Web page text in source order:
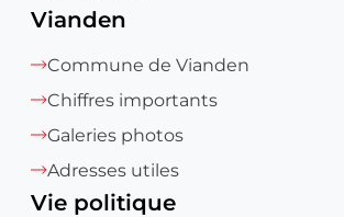
Vianden
Commune de Vianden
Chiffres importants
Galeries photos
Adresses utiles
Vie politique